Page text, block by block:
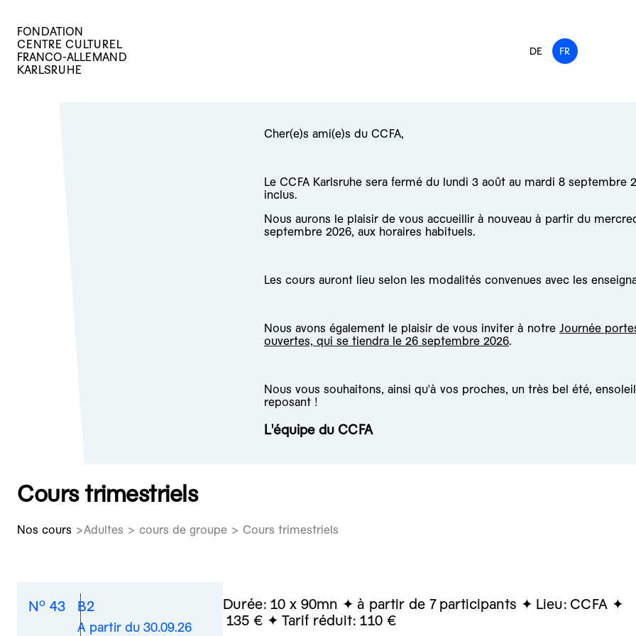
FONDATION
CENTRE CULTUREL
FRANCO-ALLEMAND
KARLSRUHE
DE FR
Cher(e)s ami(e)s du CCFA,
Le CCFA Karlsruhe sera fermé du lundi 3 août au mardi 8 septembre
inclus.
Nous aurons le plaisir de vous accueillir à nouveau à partir du
septembre 2026, aux horaires habituels.
Les cours auront lieu selon les modalités convenues avec les
Nous avons également le plaisir de vous inviter à notre Journée
ouvertes, qui se tiendra le 26 septembre 2026.
Nous vous souhaitons, ainsi qu'à vos proches, un très bel été,
reposant !
L'équipe du CCFA
Cours trimestriels
Nos cours Adultes > cours de groupe > Cours trimestriels
No 43 B2
A partir du 30.09.26
Durée: 10 x 90mn à partir de 7 participants Lieu: CCFA
135 €
Tarif réduit: 110 €